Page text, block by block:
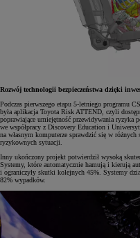
Rozwój technologii bezpieczeństwa dzięki
Podczas pierwszego etapu 5-letniego programu
była aplikacja Toyota Risk ATTEND, czyli
poprawiające umiejętność przewidywania ryzyka
we współpracy z Discovery Education i
na własnym komputerze sprawdzić się w
ryzykownych sytuacji.
Inny ukończony projekt potwierdził wysoką
Systemy, które automatycznie hamują i kierują
i ograniczyły skutki kolejnych 45%. Systemy
82% wypadków.